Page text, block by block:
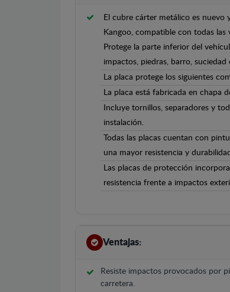
El cubre cárter metálico es nuevo
Kangoo, compatible con todas
Protege la parte inferior del
impactos, piedras, barro,
La placa protege los siguientes
La placa está fabricada en chapa
Incluye tornillos, separadores y
instalación.
Todas las placas cuentan con
una mayor resistencia y
Las placas de protección
resistencia frente a impactos
Ventajas:
Resiste impactos provocados por
carretera.